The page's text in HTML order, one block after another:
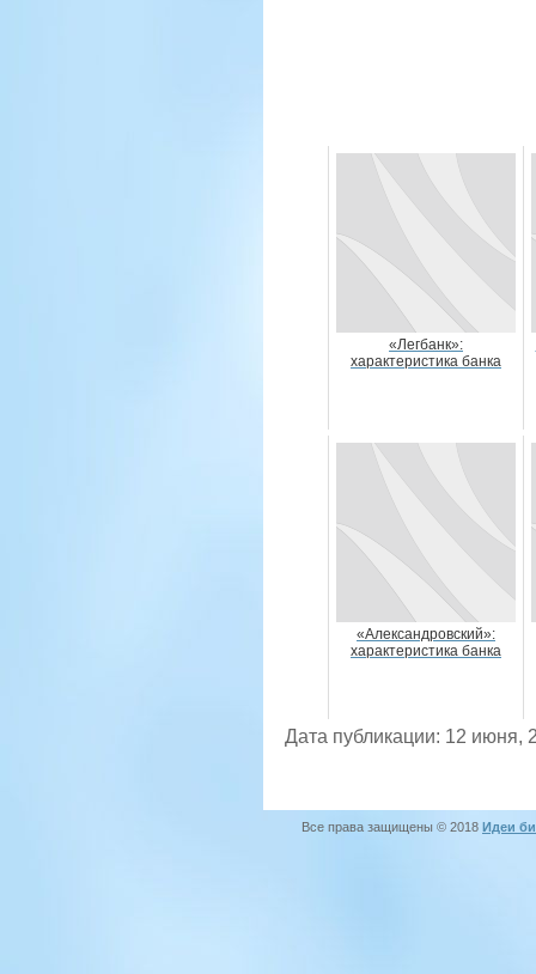
«Легбанк»:
характеристика банка
«Александровский»:
характеристика банка
Дата публикации: 12 июня,
Все права защищены © 2018 Идеи